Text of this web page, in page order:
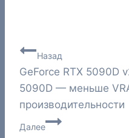
Навигация
по
записям
Назад
GeForce RTX 5090D
5090D — меньше
производительности
Далее